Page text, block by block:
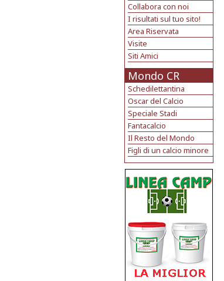
Collabora con noi
I risultati sul tuo sito!
Area Riservata
Visite
Siti Amici
Mondo CR
Schedilettantina
Oscar del Calcio
Speciale Stadi
Fantacalcio
Il Resto del Mondo
Figli di un calcio minore